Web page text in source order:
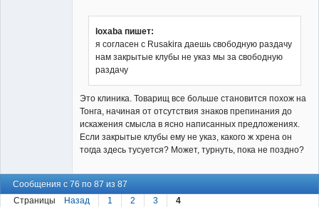
loxaba пишет:
я согласен с Rusakira даешь свободную раздачу
нам закрытые клубы не указ мы за свободную
раздачу
Это клиника. Товарищ все больше становится похож на
Тонга, начиная от отсутствия знаков препинания до
искажения смысла в ясно написанных предложениях.
Если закрытые клубы ему не указ, какого ж хрена он
тогда здесь тусуется? Может, турнуть, пока не поздно?
Сообщения с 76 по 87 из 87
Страницы
Назад 1 2 3
4